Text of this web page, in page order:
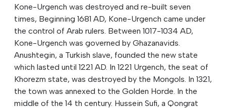
Kone-Urgench was destroyed and re-built seven
times, Beginning 1681 AD, Kone-Urgench came under
the control of Arab rulers. Between 1017-1034 AD,
Kone-Urgench was governed by Ghazanavids.
Anushtegin, a Turkish slave, founded the new state
which lasted until 1221 AD. In 1221 Urgench, the seat of
Khorezm state, was destroyed by the Mongols. In 1321,
the town was annexed to the Golden Horde. In the
middle of the 14 th century. Hussein Sufi, a Qongrat